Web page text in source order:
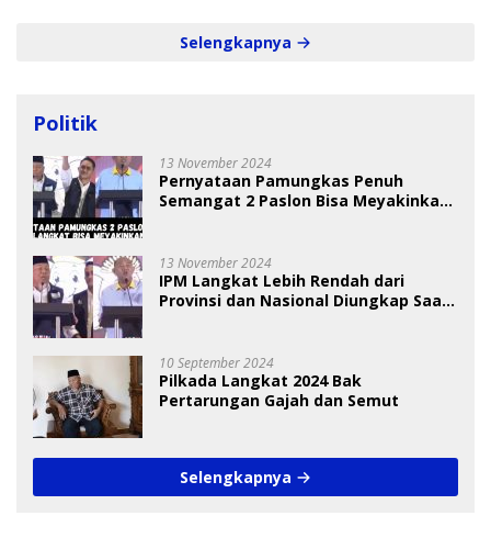
Selengkapnya
Politik
13 November 2024
Pernyataan Pamungkas Penuh
Semangat 2 Paslon Bisa Meyakinkan
13 November 2024
IPM Langkat Lebih Rendah dari
Provinsi dan Nasional Diungkap Saat
10 September 2024
Pilkada Langkat 2024 Bak
Pertarungan Gajah dan Semut
Selengkapnya